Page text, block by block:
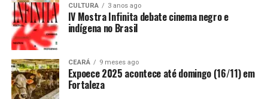
CULTURA 3 anos ago
IV Mostra Infinita debate cinema negro e
indígena no Brasil
CEARÁ 9 meses ago
Expoece 2025 acontece até domingo (16/11) em
Fortaleza